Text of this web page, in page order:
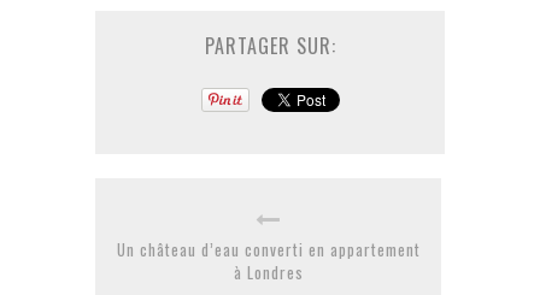
PARTAGER SUR:
Un château d’eau converti en appartement
à Londres